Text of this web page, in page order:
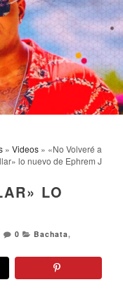
» Videos » «No Volveré a
lo nuevo de Ephrem J
LO
0 Bachata,